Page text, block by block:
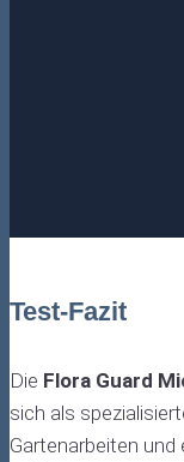
Test-Fazit
Die Flora Guard
sich als
Gartenarbeiten und